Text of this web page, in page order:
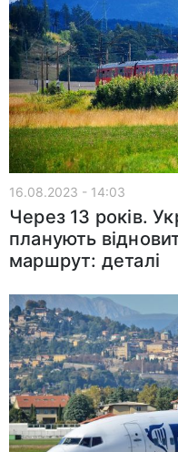
16.08.2023 - 14:03
Через 13 років.
планують
маршрут: деталі